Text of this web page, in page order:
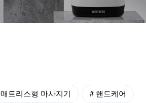
매트리스형 마사지기 # 핸드케어